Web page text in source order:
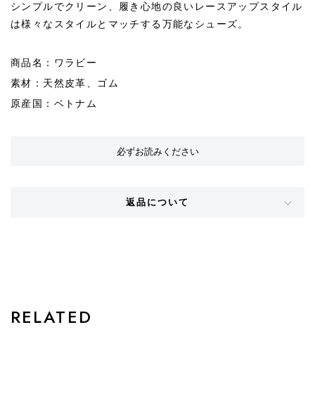
シンプルでクリーン、履き心地の良いレースアップスタイル
は様々なスタイルとマッチする万能なシューズ。
商品名：ワラビー
素材：天然皮革、ゴム
原産国：ベトナム
必ずお読みください
返品について
RELATED